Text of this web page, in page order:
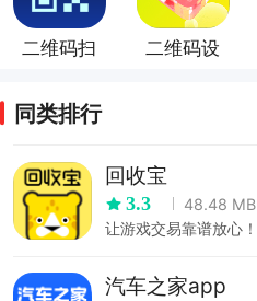
二维码扫
二维码设
同类排行
回收宝
3.3
48.48 MB
让游戏交易靠谱放心！
汽车之家app